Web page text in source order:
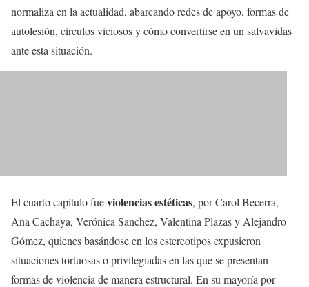
normaliza en la actualidad, abarcando redes de apoyo, formas de
autolesión, círculos viciosos y cómo convertirse en un salvavidas
ante esta situación.
El cuarto capítulo fueviolencias estéticas, por Carol Becerra,
Ana Cachaya, Verónica Sanchez, Valentina Plazas y Alejandro
Gómez, quienes basándose en los estereotipos expusieron
situaciones tortuosas o privilegiadas en las que se presentan
formas de violencia de manera estructural. En su mayoría por